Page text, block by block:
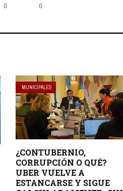
0 0
MUNICIPALES
¿CONTUBERNIO,
CORRUPCIÓN O QUÉ?
UBER VUELVE A
ESTANCARSE Y SIGUE